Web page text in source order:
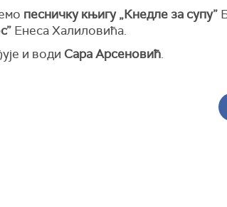
песничку књигу „Кнедле за супу”
Енеса Халиловића.
и води Сара Арсеновић.